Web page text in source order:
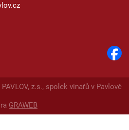
z.s., spolek vinařů v Pavlově
GRAWEB